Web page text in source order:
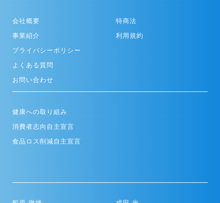
会社概要
事業紹介
プライバシーポリシー
よくある質問
お問い合わせ
特商法
利用規約
健康への取り組み
消費者志向自主宣言
食品ロス削減自主宣言